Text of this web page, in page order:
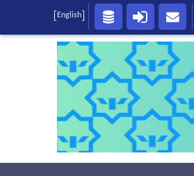
[English]